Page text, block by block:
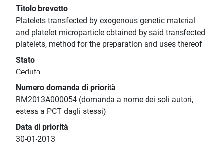
Titolo brevetto
Platelets transfected by exogenous genetic material
and platelet microparticle obtained by said transfected
platelets, method for the preparation and uses thereof
Stato
Ceduto
Numero domanda di priorità
RM2013A000054 (domanda a nome dei soli autori,
estesa a PCT dagli stessi)
Data di priorità
30-01-2013